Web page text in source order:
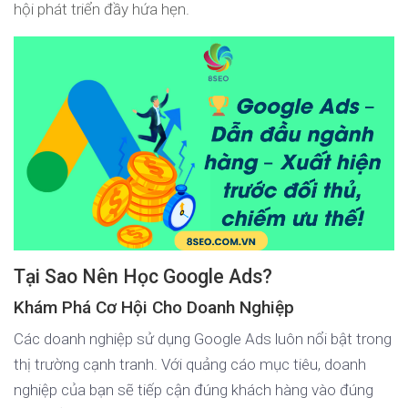
hội phát triển đầy hứa hẹn.
Tại Sao Nên Học Google Ads?
Khám Phá Cơ Hội Cho Doanh Nghiệp
Các doanh nghiệp sử dụng Google Ads luôn nổi bật trong
thị trường cạnh tranh. Với quảng cáo mục tiêu, doanh
nghiệp của bạn sẽ tiếp cận đúng khách hàng vào đúng